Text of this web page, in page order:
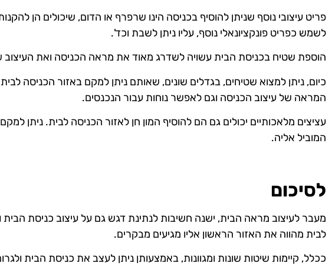
פריט עיצובי נוסף שניתן להוסיף בכניסה הינו שרפרף או הדום, שיכולים הן
לשמש כפריט פונקציונאלי נוסף, עליו ניתן לשבת וכד'.
הוספת שטיח בכניסת הבית עשויה לשדרג מאוד את מראה הכניסה ואת
כיום, ניתן למצוא שטיחים, בגדלים שונים, שאותם ניתן למקם באזור הכניסה
המראה של עיצוב הכניסה וגם לאפשר נוחות עבור הנכנסים.
עציצים מלאכותיים יכולים גם הם להוסיף המון חן לאזור הכניסה לבית. ניתן
המוביל אליה.
לסיכום
מעבר לעיצוב מראה הבית, ישנה חשיבות לנתינת דגש גם על עיצוב כניסת הבית
לבית מהווה את האזור הראשון אליו מגיעים מבקרים.
ככלל, קיימות שיטות שונות ומגוונות, באמצעותן ניתן לעצב את כניסת הבית